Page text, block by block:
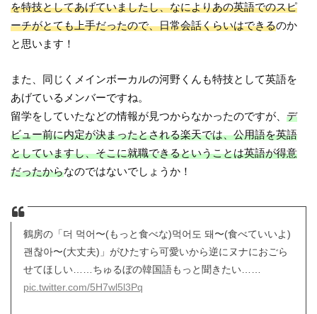
を特技としてあげていましたし、なによりあの英語でのスピ
ーチがとても上手だったので、日常会話くらいはできるのか
と思います！
また、同じくメインボーカルの河野くんも特技として英語を
あげているメンバーですね。
留学をしていたなどの情報が見つからなかったのですが、デ
ビュー前に内定が決まったとされる楽天では、公用語を英語
としていますし、そこに就職できるということは英語が得意
だったからなのではないでしょうか！
鶴房の「더 먹어〜(もっと食べな)먹어도 돼〜(食べていいよ)
괜찮아〜(大丈夫)」がひたすら可愛いから逆にヌナにおごら
せてほしい……ちゅるぼの韓国語もっと聞きたい……
pic.twitter.com/5H7wl5l3Pq